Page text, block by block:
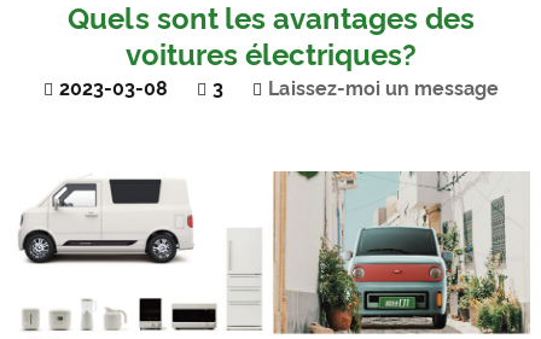
Quels sont les avantages des
voitures électriques?
2023-03-08 3 Laissez-moi un message